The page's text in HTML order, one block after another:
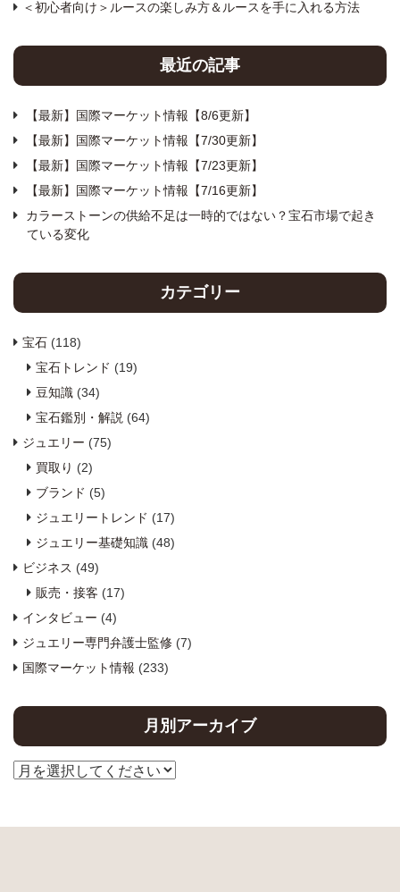
＜初心者向け＞ルースの楽しみ方＆ルースを手に入れる方法
最近の記事
【最新】国際マーケット情報【8/6更新】
【最新】国際マーケット情報【7/30更新】
【最新】国際マーケット情報【7/23更新】
【最新】国際マーケット情報【7/16更新】
カラーストーンの供給不足は一時的ではない？宝石市場で起き
ている変化
カテゴリー
宝石 (118)
宝石トレンド (19)
豆知識 (34)
宝石鑑別・解説 (64)
ジュエリー (75)
買取り (2)
ブランド (5)
ジュエリートレンド (17)
ジュエリー基礎知識 (48)
ビジネス (49)
販売・接客 (17)
インタビュー (4)
ジュエリー専門弁護士監修 (7)
国際マーケット情報 (233)
月別アーカイブ